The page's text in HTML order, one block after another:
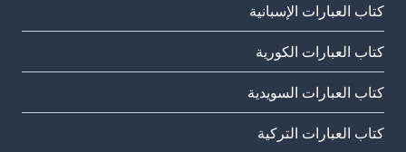
كتاب العبارات الإسبانية
كتاب العبارات الكورية
كتاب العبارات السويدية
كتاب العبارات التركية